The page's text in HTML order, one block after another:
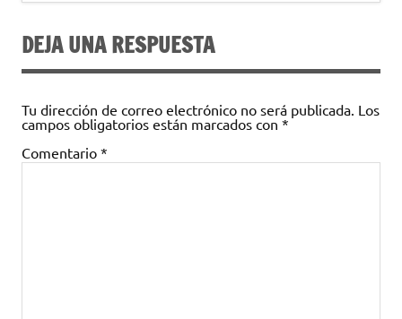
DEJA UNA RESPUESTA
Tu dirección de correo electrónico no será publicada. Los
campos obligatorios están marcados con *
Comentario *